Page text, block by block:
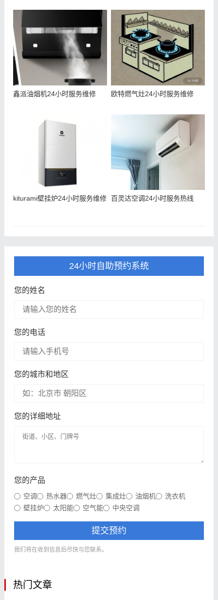
鑫派油烟机24小时服务维修 欧特燃气灶24小时服务维修
kiturami壁挂炉24小时服务维修 百灵达空调24小时服务热线
24小时自助预约系统
您的姓名
您的电话
您的城市和地区
您的详细地址
您的产品
空调 热水器 燃气灶 集成灶 油烟机
洗衣机
壁挂炉
太阳能 空气能 中央空调
提交预约
我们将在收到信息后尽快与您联系。
热门文章